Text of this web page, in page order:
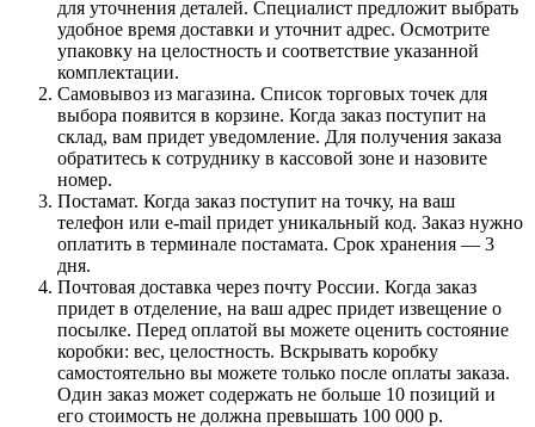
для уточнения деталей. Специалист предложит выбрать
удобное время доставки и уточнит адрес. Осмотрите
упаковку на целостность и соответствие указанной
комплектации.
Самовывоз из магазина. Список торговых точек для
выбора появится в корзине. Когда заказ поступит на
склад, вам придет уведомление. Для получения заказа
обратитесь к сотруднику в кассовой зоне и назовите
номер.
Постамат. Когда заказ поступит на точку, на ваш
телефон или e-mail придет уникальный код. Заказ нужно
оплатить в терминале постамата. Срок хранения — 3
дня.
Почтовая доставка через почту России. Когда заказ
придет в отделение, на ваш адрес придет извещение о
посылке. Перед оплатой вы можете оценить состояние
коробки: вес, целостность. Вскрывать коробку
самостоятельно вы можете только после оплаты заказа.
Один заказ может содержать не больше 10 позиций и
его стоимость не должна превышать 100 000 р.